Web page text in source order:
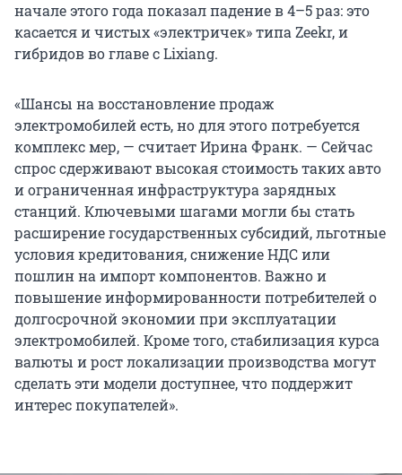
начале этого года показал падение в 4–5 раз: это
касается и чистых «электричек» типа Zeekr, и
гибридов во главе с Lixiang.
«Шансы на восстановление продаж
электромобилей есть, но для этого потребуется
комплекс мер, — считает Ирина Франк. — Сейчас
спрос сдерживают высокая стоимость таких авто
и ограниченная инфраструктура зарядных
станций. Ключевыми шагами могли бы стать
расширение государственных субсидий, льготные
условия кредитования, снижение НДС или
пошлин на импорт компонентов. Важно и
повышение информированности потребителей о
долгосрочной экономии при эксплуатации
электромобилей. Кроме того, стабилизация курса
валюты и рост локализации производства могут
сделать эти модели доступнее, что поддержит
интерес покупателей».